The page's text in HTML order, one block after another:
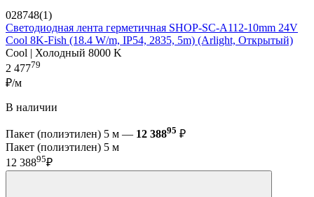
028748(1)
Светодиодная лента герметичная SHOP-SC-A112-10mm 24V
Cool 8K-Fish (18.4 W/m, IP54, 2835, 5m) (Arlight, Открытый)
Cool | Холодный 8000 K
2 47779
₽/м
В наличии
Пакет (полиэтилен) 5 м — 12 38895 ₽
Пакет (полиэтилен) 5 м
12 38895₽